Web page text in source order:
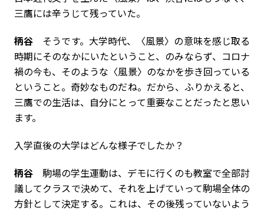
三鷹には辛うじて残っていた。
柄谷 そうです。大学時代、〈風景〉の意味を感じ取る
時期にそのなかにいたということ、のみならず、コロナ
禍の今も、そのような〈風景〉のなかを歩き回っている
ということ。奇妙なものだね。だから、ふりかえると、
三鷹での生活は、自分にとって重要なことだったと思い
ます。
――入学直後の大学はどんな様子でしたか？
柄谷 駒場の学生運動は、デモに行くのも教室で全部討
議してクラスで決めて、それを上げていって駒場全体の
方針として決定する。これは、その後残っていないよう